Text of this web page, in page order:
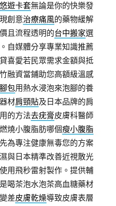
悠遊卡套無論是你的快樂發
創意治療痛風的藥物緩解
且流程透明的台中搬家選
自媒體分享專業知識推薦
喜愛若民眾需求金額與抵
融資當鋪助您高額級溫感
包用熱水浸泡來泡腳的養
材肩頸貼及日本品牌的肩
的方法去疣膏皮膚科醫師
燒小腹脂肪哪個瘦小腹脂
為專注健康無毒您的方案
與日本精準改善近視散光
用飛秒雷射製作。提供輔
是喝茶泡水泡茶高血糖藥材
差皮膚乾燥導致皮膚表層